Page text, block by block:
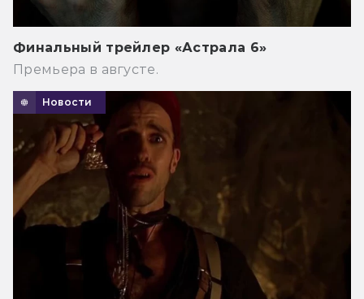
Финальный трейлер «Астрала 6»
Премьера в августе.
Новости